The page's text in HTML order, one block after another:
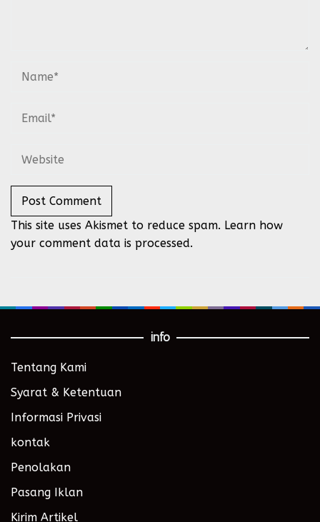
This site uses Akismet to reduce spam. Learn how
your comment data is processed.
info
Tentang Kami
Syarat & Ketentuan
Informasi Privasi
kontak
Penolakan
Pasang Iklan
Kirim Artikel